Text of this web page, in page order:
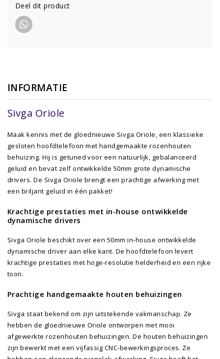
Deel dit product
INFORMATIE
Sivga Oriole
Maak kennis met de gloednieuwe Sivga Oriole, een klassieke
gesloten hoofdtelefoon met handgemaakte rozenhouten
behuizing. Hij is getuned voor een natuurlijk, gebalanceerd
geluid en bevat zelf ontwikkelde 50mm grote dynamische
drivers. De Sivga Oriole brengt een prachtige afwerking met
een briljant geluid in één pakket!
Krachtige prestaties met in-house ontwikkelde
dynamische drivers
Sivga Oriole beschikt over een 50mm in-house ontwikkelde
dynamische driver aan elke kant. De hoofdtelefoon levert
krachtige prestaties met hoge-resolutie helderheid en een rijke
toon.
Prachtige handgemaakte houten behuizingen
Sivga staat bekend om zijn uitstekende vakmanschap. Ze
hebben de gloednieuwe Oriole ontworpen met mooi
afgewerkte rozenhouten behuizingen. De houten behuizingen
zijn bewerkt met een vijfassig CNC-bewerkingsproces. Ze